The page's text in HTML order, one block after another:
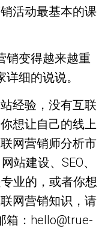
活动最基本的课
销变得越来越重
细的说说。
经验，没有互联
想让自己的线上
网营销师分析市
站建设、SEO、
业的，或者你想
网营销知识，请
箱：hello@true-